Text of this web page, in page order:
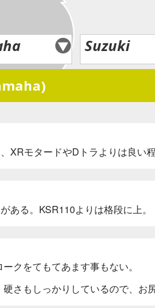
Suzuki
XRモタードやDトラよりは良い程
ある。KSR110よりは格段に上。
クをてもてあます事もない。
さもしっかりしているので、お